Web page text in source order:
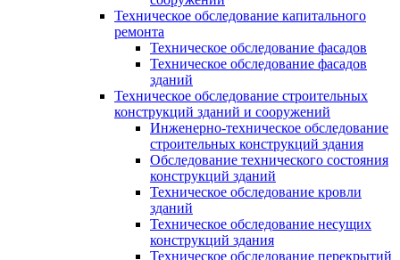
Техническое обследование капитального
ремонта
Техническое обследование фасадов
Техническое обследование фасадов
зданий
Техническое обследование строительных
конструкций зданий и сооружений
Инженерно-техническое обследование
строительных конструкций здания
Обследование технического состояния
конструкций зданий
Техническое обследование кровли
зданий
Техническое обследование несущих
конструкций здания
Техническое обследование перекрытий